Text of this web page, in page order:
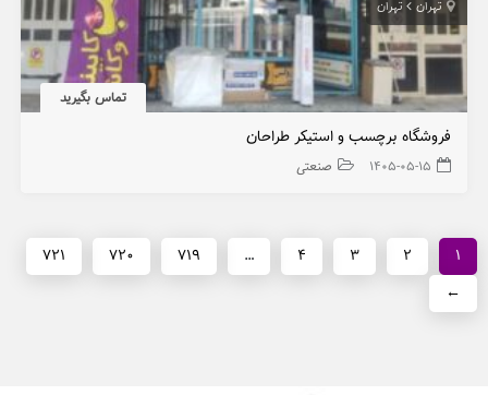
تهران تهران
تماس بگیرید
فروشگاه برچسب و استیکر طراحان
۱۴۰۵-۰۵-۱۵ صنعتی
۱ ۲ ۳ ۴ … ۷۱۹ ۷۲۰
۷۲۱
←